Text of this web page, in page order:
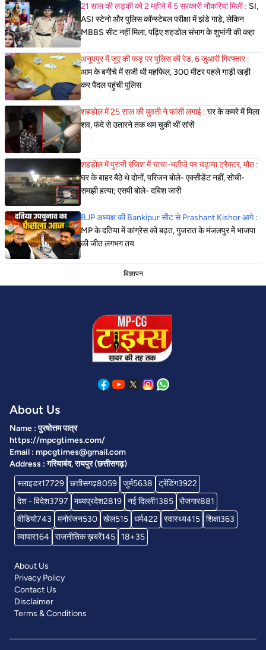
21 साल की लड़की को 2 महीने में 5 सरकारी नौकरियां मिली : SI,
ASI स्टेनो और पुलिस कॉन्स्टेबल परीक्षा में झंडे गाड़े, लेकिन
MBBS सीट नहीं मिला, पढ़िए शहडोल संभाग के शुभांगी की कहा
अनूपपुर में जुए की फड़ पर पुलिस की रेड, 6 जुआरी गिरफ्तार :
आम के बगीचे में सजी थी महफिल, 300 मीटर पहले गाड़ी खड़ी
कर पैदल पहुंची पुलिस
शहडोल में 25 साल की युवती ने फांसी लगाई : घर के कमरे में मिला
शव, फंदे से उतारने तक थम चुकी थीं सांसें
शहडोल में पुरानी रंजिश में चाचा-भतीजे पर चढ़ाया ट्रैक्टर, मौत :
घर के बाहर बैठे थे दोनों, परिजन बोले- एक्सीडेंट नहीं, सोची-
समझी हत्या; एसपी बोले- दबिश जारी
BJP अध्यक्ष की Bankipur सीट से Prashant Kishor आगे :
MP के दतिया में कांग्रेस को बढ़त, गुजरात के मंजलपुर में भाजपा
की जीत लगभग तय
विज्ञापन
About Us
Name : पुरषोत्तम पात्र
https://mpcgtimes.com/
Email : mpcgtimes@gmail.com
Address : गरियाबंद, रायपुर (छत्तीसगढ़)
स्लाइडर17729 छत्तीसगढ़8059 जुर्म5638 ट्रेंडिंग3922
देश - विदेश3797 मध्यप्रदेश2819 नई दिल्ली1385 रोजगार881
वीडियो743 मनोरंजन530 खेल515 धर्म422 स्वास्थ्य415 शिक्षा363
व्यापार164 राजनीतिक ख़बरें145 18+35
About Us
Privacy Policy
Contact Us
Disclaimer
Terms & Conditions